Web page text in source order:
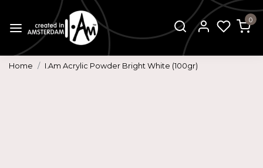
0
Home I.Am Acrylic Powder Bright White (100gr)